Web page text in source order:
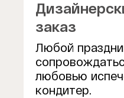
заказ
Любой
любовью
кондитер.